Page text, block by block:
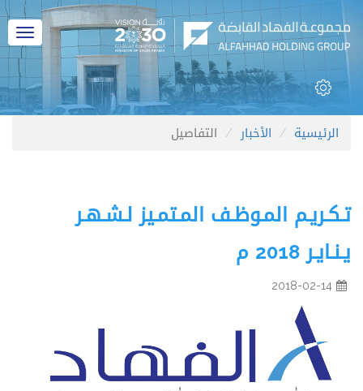
الرئيسية الأخبار التفاصيل
تـكـريـم المـوظـف المـتمـيز لـشـهـر
يـنـايـر 2018 م
2018-02-14